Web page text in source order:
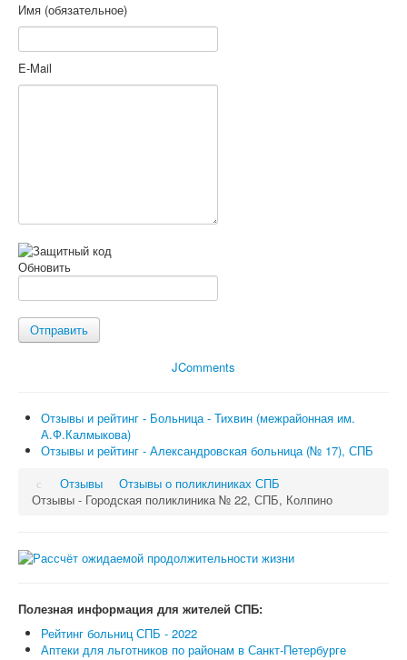
Имя (обязательное)
E-Mail
Обновить
Отправить
JComments
Отзывы и рейтинг - Больница - Тихвин (межрайонная им.
А.Ф.Калмыкова)
Отзывы и рейтинг - Александровская больница (№ 17), СПБ
Отзывы
Отзывы о поликлиниках СПБ
Отзывы - Городская поликлиника № 22, СПБ, Колпино
Полезная информация для жителей СПБ:
Рейтинг больниц СПБ - 2022
Аптеки для льготников по районам в Санкт-Петербурге